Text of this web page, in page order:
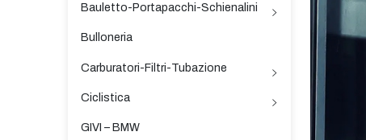
Bauletto-Portapacchi-Schienalini
Bulloneria
Carburatori-Filtri-Tubazione
Ciclistica
GIVI – BMW